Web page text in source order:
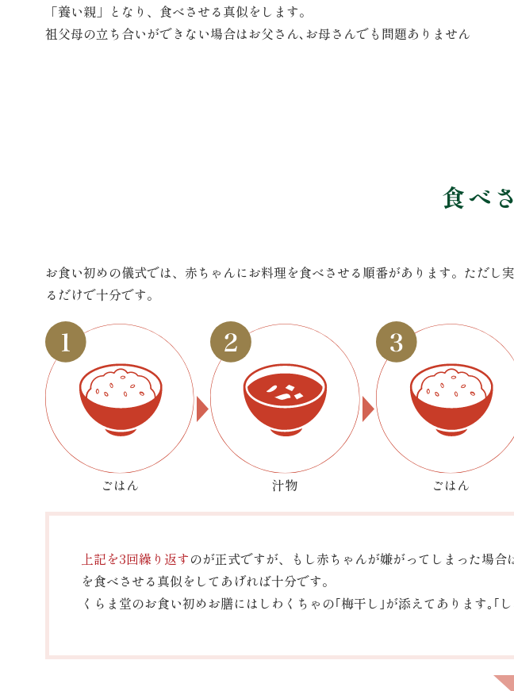
「養い親」となり、食べさせる真似をします。
祖父母の立ち合いができない場合はお父さん､お母さんでも問題ありません
食べ
お食い初めの儀式では、赤ちゃんにお料理を食べさせる順番があります。ただし
るだけで十分です。
ごはん 汁物 ごはん
上記を3回繰り返すのが正式ですが、もし赤ちゃんが嫌がってしまった場
を食べさせる真似をしてあげれば十分です。
くらま堂のお食い初めお膳にはしわくちゃの｢梅干し｣が添えてあります｡｢